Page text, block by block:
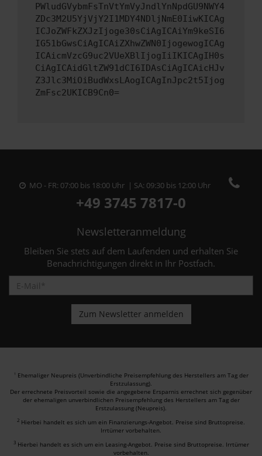
PWludGVybmFsTnVtYmVyJndlYnNpdGU9NWY4
ZDc3M2U5YjVjY2I1MDY4NDljNmE0IiwKICAg
ICJoZWFkZXJzIjoge30sCiAgICAiYm9keSI6
IG51bGwsCiAgICAiZXhwZWN0IjogewogICAg
ICAicmVzcG9uc2VUeXBlIjogIiIKICAgIH0s
CiAgICAidGltZW91dCI6IDAsCiAgICAicHJv
Z3Jlc3MiOiBudWxsLAogICAgInJpc2t5Ijog
ZmFsc2UKICB9Cn0=
MO - FR: 07:00 bis 18:00 Uhr | SA: 09:30 bis 12:00 Uhr
+49 3745 7817-0
Newsletteranmeldung
Bleiben Sie stets auf dem Laufenden und erhalten Sie
Benachrichtigungen direkt in Ihr Postfach.
1 Ehemaliger Neupreis (Unverbindliche Preisempfehlung des Herstellers am Tag der
Erstzulassung).
Der errechnete Preisvorteil sowie die angegebene Ersparnis errechnet sich gegenüber
der ehemaligen unverbindlichen Preisempfehlung des Herstellers am Tag der
Erstzulassung (Neupreis).
2 Hierbei handelt es sich um ein Finanzierungs-Angebot. Preise sind Bruttopreise.
Irrtümer vorbehalten.
3 Hierbei handelt es sich um ein Leasing-Angebot. Preise sind Bruttopreise. Irrtümer
vorbehalten.